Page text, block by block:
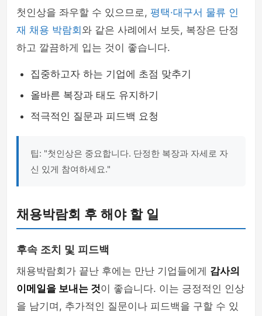
첫인상을 좌우할 수 있으므로, 평택·대구서 물류 인
재 채용 박람회 와 같은 사례에서 보듯, 복장은 단정
하고 깔끔하게 입는 것이 좋습니다.
집중하고자 하는 기업에 초점 맞추기
올바른 복장과 태도 유지하기
적극적인 질문과 피드백 요청
팁: "첫인상은 중요합니다. 단정한 복장과 자세로 자
신 있게 참여하세요."
채용박람회 후 해야 할 일
후속 조치 및 피드백
채용박람회가 끝난 후에는 만난 기업들에게 감사의
이메일을 보내는 것이 좋습니다. 이는 긍정적인 인상
을 남기며, 추가적인 질문이나 피드백을 구할 수 있